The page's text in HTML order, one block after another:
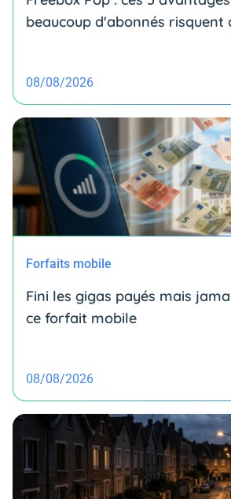
beaucoup d'abonnés risquent
08/08/2026
Forfaits mobile
Fini les gigas payés mais
ce forfait mobile
08/08/2026